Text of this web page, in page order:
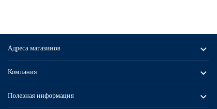
Адреса магазинов
Компания
Полезная информация